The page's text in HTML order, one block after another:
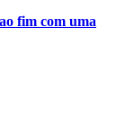
fim com uma